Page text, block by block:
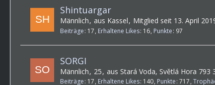
Shintuargar
Männlich aus Kassel Mitglied seit 13. April
Beiträge 17 Erhaltene Likes 16 Punkte 97
SORGI
Männlich 25 aus Stará Voda, Světlá Hora 793
Beiträge 17 Erhaltene Likes 140 Punkte 717